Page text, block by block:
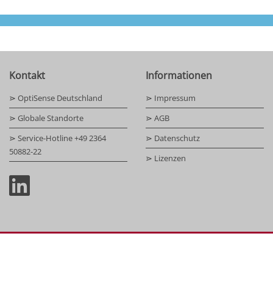
Kontakt
⋗ OptiSense Deutschland
⋗ Globale Standorte
⋗ Service-Hotline +49 2364
50882-22
Informationen
⋗ Impressum
⋗ AGB
⋗ Datenschutz
⋗ Lizenzen